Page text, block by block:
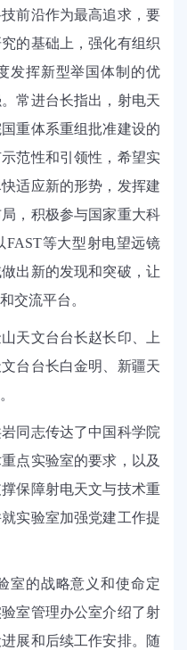
前沿作为最高追求，要
的基础上，强化有组织
发挥新型举国体制的优
常进台长指出，射电天
重体系重组批准建设的
范性和引领性，希望实
适应新的形势，发挥建
，积极参与国家重大科
FAST等大型射电望远镜
出新的发现和突破，让
交流平台。
天文台台长赵长印、上
台台长白金明、新疆天
同志传达了中国科学院
点实验室的要求，以及
保障射电天文与技术重
实验室加强党建工作提
室的战略意义和使命定
室管理办公室介绍了射
展和后续工作安排。随